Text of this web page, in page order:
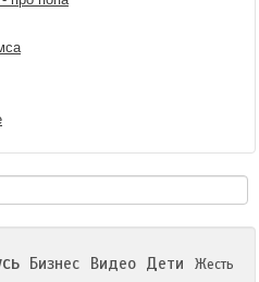
Бизнес Видео Дети
Жесть